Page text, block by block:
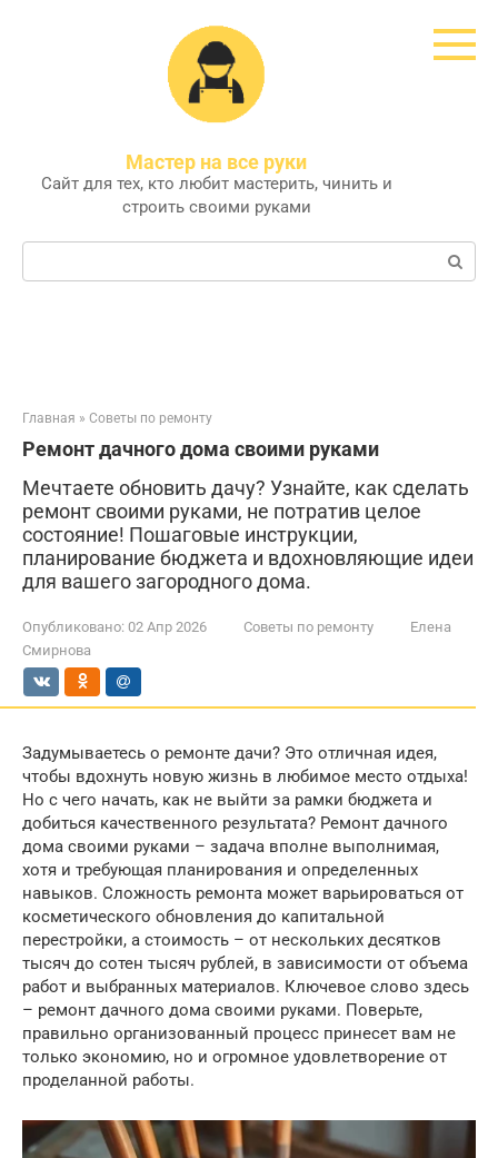
Мастер на все руки
Сайт для тех, кто любит мастерить, чинить и
строить своими руками
Поиск:
Главная » Советы по ремонту
Ремонт дачного дома своими руками
Мечтаете обновить дачу? Узнайте, как сделать
ремонт своими руками, не потратив целое
состояние! Пошаговые инструкции,
планирование бюджета и вдохновляющие идеи
для вашего загородного дома.
Опубликовано: 02 Апр 2026 Советы по ремонту
Елена
Смирнова
Задумываетесь о ремонте дачи? Это отличная идея,
чтобы вдохнуть новую жизнь в любимое место отдыха!
Но с чего начать, как не выйти за рамки бюджета и
добиться качественного результата? Ремонт дачного
дома своими руками – задача вполне выполнимая,
хотя и требующая планирования и определенных
навыков. Сложность ремонта может варьироваться от
косметического обновления до капитальной
перестройки, а стоимость – от нескольких десятков
тысяч до сотен тысяч рублей, в зависимости от объема
работ и выбранных материалов. Ключевое слово здесь
– ремонт дачного дома своими руками. Поверьте,
правильно организованный процесс принесет вам не
только экономию, но и огромное удовлетворение от
проделанной работы.